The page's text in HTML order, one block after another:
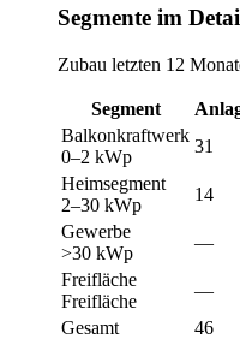
Segmente im
Zubau letzten 12
Segment
Balkonkraftwerk
0–2 kWp
31
Heimsegment
2–30 kWp
14
Gewerbe
>30 kWp
—
Freifläche
Freifläche
—
Gesamt
46